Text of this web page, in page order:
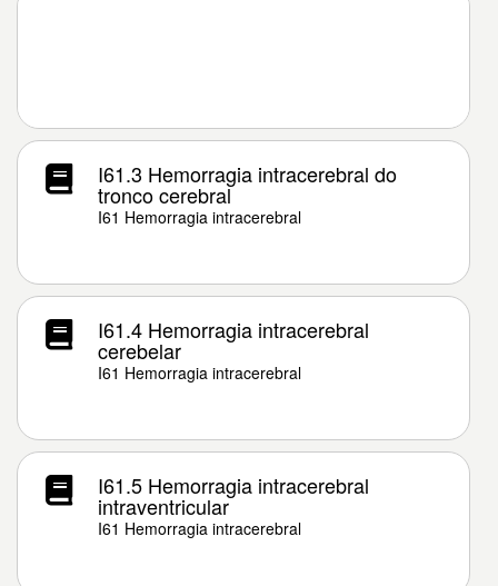
I61.3 Hemorragia intracerebral do
tronco cerebral
I61 Hemorragia intracerebral
I61.4 Hemorragia intracerebral
cerebelar
I61 Hemorragia intracerebral
I61.5 Hemorragia intracerebral
intraventricular
I61 Hemorragia intracerebral